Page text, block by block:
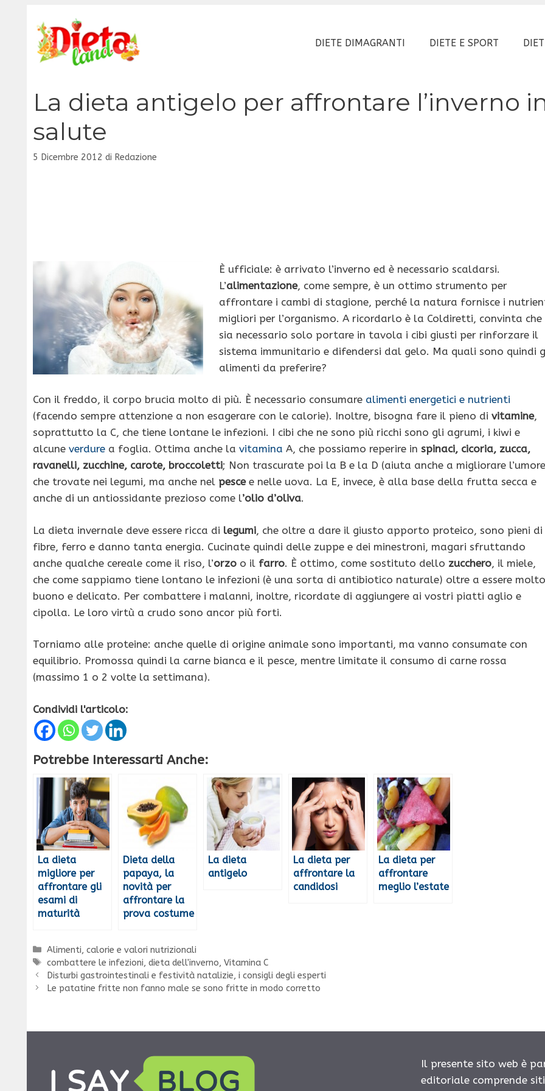
contenuto
DIETE DIMAGRANTI DIETE E SPORT
La dieta antigelo per affrontare l’inverno
salute
5 Dicembre 2012 di Redazione
È ufficiale: è arrivato l’inverno ed è necessario scaldarsi.
L’alimentazione, come sempre, è un ottimo strumento per
affrontare i cambi di stagione, perché la natura fornisce i
migliori per l’organismo. A ricordarlo è la Coldiretti, convinta che
sia necessario solo portare in tavola i cibi giusti per rinforzare il
sistema immunitario e difendersi dal gelo. Ma quali sono quindi
alimenti da preferire?
Con il freddo, il corpo brucia molto di più. È necessario consumare alimenti energetici e nutrienti
(facendo sempre attenzione a non esagerare con le calorie). Inoltre, bisogna fare il pieno di vitamine,
soprattutto la C, che tiene lontane le infezioni. I cibi che ne sono più ricchi sono gli agrumi, i kiwi e
alcune verdure a foglia. Ottima anche la vitamina A, che possiamo reperire in spinaci, cicoria, zucca,
ravanelli, zucchine, carote, broccoletti; Non trascurate poi la B e la D (aiuta anche a migliorare
che trovate nei legumi, ma anche nel pescee nelle uova. La E, invece, è alla base della frutta secca e
anche di un antiossidante prezioso come l’olio d’oliva.
La dieta invernale deve essere ricca di legumi, che oltre a dare il giusto apporto proteico, sono pieni di
fibre, ferro e danno tanta energia. Cucinate quindi delle zuppe e dei minestroni, magari sfruttando
anche qualche cereale come il riso, l’orzo o il farro. È ottimo, come sostituto dello zucchero, il miele,
che come sappiamo tiene lontano le infezioni (è una sorta di antibiotico naturale) oltre a essere molto
buono e delicato. Per combattere i malanni, inoltre, ricordate di aggiungere ai vostri piatti aglio e
cipolla. Le loro virtù a crudo sono ancor più forti.
Torniamo alle proteine: anche quelle di origine animale sono importanti, ma vanno consumate con
equilibrio. Promossa quindi la carne bianca e il pesce, mentre limitate il consumo di carne rossa
(massimo 1 o 2 volte la settimana).
Condividi l'articolo:
Potrebbe Interessarti Anche:
La dieta
migliore per
affrontare gli
esami di
maturità
Dieta della
papaya, la
novità per
affrontare la
prova costume
La dieta
antigelo
La dieta per
affrontare la
candidosi
La dieta per
affrontare
meglio l’estate
Categorie
Alimenti, calorie e valori nutrizionali
Tag
combattere le infezioni,dieta dell'inverno,Vitamina C
Disturbi gastrointestinali e festività natalizie, i consigli degli esperti
Le patatine fritte non fanno male se sono fritte in modo corretto
Il presente sito web è
editoriale comprende